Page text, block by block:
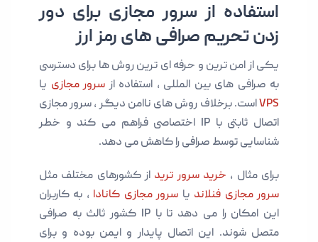
استفاده از سرور مجازی برای دور
زدن تحریم صرافی‌ های رمز ارز
یکی از امن‌ ترین و حرفه‌ ای‌ ترین روش ها برای دسترسی
به صرافی های بین المللی ، استفاده از سرور مجازی یا
VPSاست. برخلاف روش های ناامن دیگر ، سرور مجازی
اتصال ثابتی با IP اختصاصی فراهم می کند و خطر
شناسایی توسط صرافی را کاهش می دهد.
برای مثال ، خرید سرور ترید از کشورهای مختلف مثل
سرور مجازی فنلاند یا سرور مجازی کانادا ، به کاربران
این امکان را می دهد تا با IP کشور ثالث به صرافی
متصل شوند. این اتصال پایدار و ایمن بوده و برای